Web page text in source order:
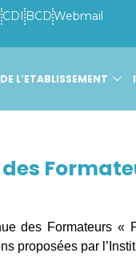
CDI BCDWebmail
L’ETABLISSEMENT
des Formateurs «
proposées par